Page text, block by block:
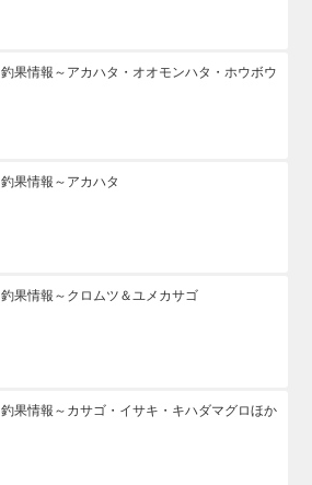
釣果情報～アカハタ・オオモンハタ・ホウボウ
釣果情報～アカハタ
釣果情報～クロムツ＆ユメカサゴ
釣果情報～カサゴ・イサキ・キハダマグロほか